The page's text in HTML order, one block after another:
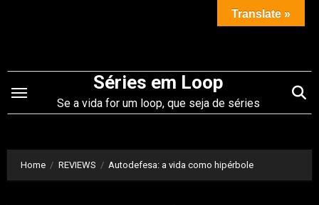
conteúdo
Séries em Loop
Se a vida for um loop, que seja de séries
Home REVIEWS Autodefesa: a vida como hipérbole
Translate »